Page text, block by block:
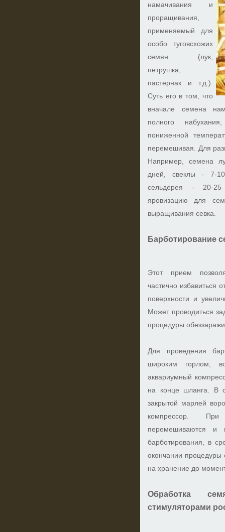
намачивания и
проращивания,
применяемый для
особо туговсхожих
семян (лук,
петрушка,
пастернак и т.д.).
Суть его в том, что
вначале семена
полного
пониженной
перемешивая. Для
Например, семена
дней, свеклы - 7-
сельдерея - 20-
яровизацию для
выращивания севка.
Барботирование
Этот прием
частично избавиться
поверхности и
Может проводиться
процедуры
Для проведения
широким горлом,
аквариумный
на конце шланга. В
закрытой марлей
компрессор.
перемешиваются и
барботирования, в
окончании
на хранение до
Обработка
стимуляторами